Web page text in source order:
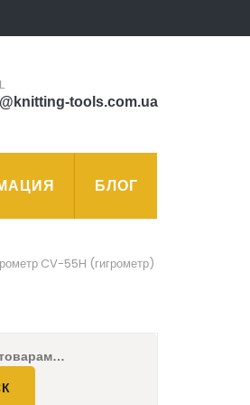
tools.com.ua
БЛОГ
CV-55H (гигрометр)